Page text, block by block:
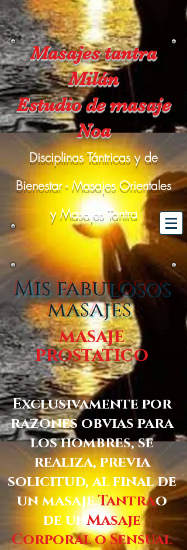
Masajes tantra
Milán
Estudio de masaje
Noa
Disciplinas Tántricas y de
Bienestar - Masajes Orientales
y Masajes Tantra
Mis fabulosos
masajes
masaje
prostatico
Exclusivamente por
razones obvias para
los hombres, se
realiza, previa
solicitud, al final de
un masaje.Tantrao
de unMasaje
Corporal o Sensual